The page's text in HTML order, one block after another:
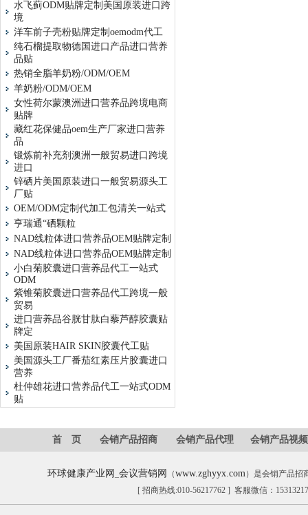
水飞蓟ODM贴牌定制美国原装进口跨
境
洋车前子壳粉贴牌定制oemodm代工
纯石榴提取物德国进口产品进口营养
品贴
热销全脂羊奶粉/ODM/OEM
羊奶粉/ODM/OEM
女性荷尔蒙澳洲进口营养品跨境电商
贴牌
藏红花保健品oem生产厂家进口营养
品
锻炼前补充剂澳洲一般贸易进口跨境
进口
锌硒片美国原装进口一般贸易源头工
厂贴
OEM/ODM定制代加工包清关一站式
亨瑞通“硒颗粒
NAD线粒体进口营养品OEM贴牌定制
NAD线粒体进口营养品OEM贴牌定制
小白菊胶囊进口营养品代工一站式
ODM
紫锥菊胶囊进口营养品代工跨境一般
贸易
进口营养品谷胱甘肽白藜芦醇胶囊贴
牌定
美国原装HAIR SKIN胶囊代工贴
美国源头工厂番茄红素压片胶囊进口
营养
杜仲雄花进口营养品代工一站式ODM
贴
首 页 会销产品招商 会销产品代理 会销产品视频
环球健康产业网 会议营销网 （www.zghyyx.com）是会销产品招
[ 招商热线:010-56217762 ] 客服微信：